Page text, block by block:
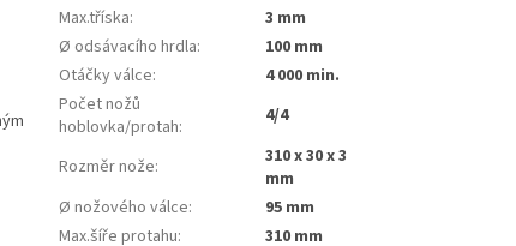
Max.tříska:
3 mm
Ø odsávacího hrdla:
100 mm
Otáčky válce:
4 000 min.
Počet nožů
hoblovka/protah: 4/4
Rozměr nože:
310 x 30 x 3
mm
Ø nožového válce:
95 mm
Max.šíře protahu:
310 mm